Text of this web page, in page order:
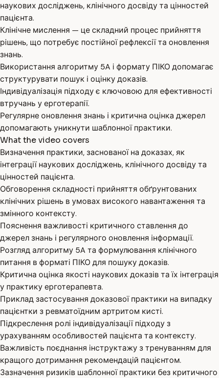
наукових досліджень, клінічного досвіду та цінностей
пацієнта.
Клінічне мислення — це складний процес прийняття
рішень, що потребує постійної рефлексії та оновлення
знань.
Використання алгоритму 5A і формату ПІКО допомагає
структурувати пошук і оцінку доказів.
Індивідуалізація підходу є ключовою для ефективності
втручань у ерготерапії.
Регулярне оновлення знань і критична оцінка джерел
допомагають уникнути шаблонної практики.
What the video covers
Визначення практики, заснованої на доказах, як
інтеграції наукових досліджень, клінічного досвіду та
цінностей пацієнта.
Обговорення складності прийняття обґрунтованих
клінічних рішень в умовах високого навантаження та
змінного контексту.
Пояснення важливості критичного ставлення до
джерел знань і регулярного оновлення інформації.
Розгляд алгоритму 5A та формулювання клінічного
питання в форматі ПІКО для пошуку доказів.
Критична оцінка якості наукових доказів та їх інтеграція
у практику ерготерапевта.
Приклад застосування доказової практики на випадку
пацієнтки з ревматоїдним артритом кисті.
Підкреслення ролі індивідуалізації підходу з
урахуванням особливостей пацієнта та контексту.
Важливість поєднання інструктажу з тренуванням для
кращого дотримання рекомендацій пацієнтом.
Зазначення ризиків шаблонної практики без критичного